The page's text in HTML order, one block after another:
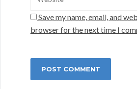
Save my name, email, and
browser for the next time I